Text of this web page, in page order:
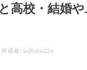
高校・結婚
作成者 /yujitake226